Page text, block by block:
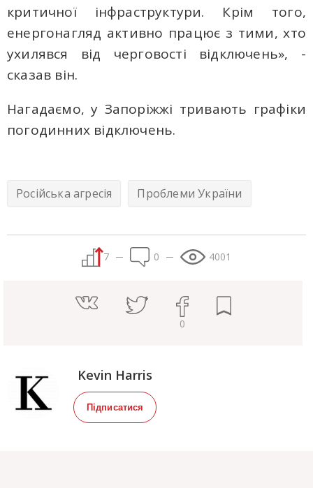
критичної інфраструктури. Крім того,
енергонагляд активно працює з тими, хто
ухилявся від черговості відключень», -
сказав він.
Нагадаємо, у Запоріжжі тривають графіки
погодинних відключень.
Російська агресія Проблеми України
7 0 4001
0
Kevin Harris
Підписатися